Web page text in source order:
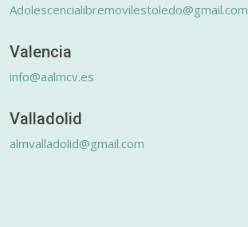
Adolescencialibremovilestoledo@gmail.com
Valencia
info@aalmcv.es
Valladolid
almvalladolid@gmail.com